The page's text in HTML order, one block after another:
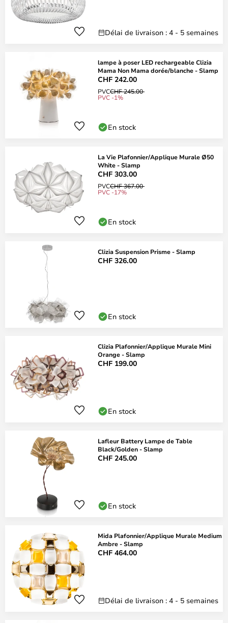
Délai de livraison : 4 - 5 semaines
lampe à poser LED rechargeable Clizia
Mama Non Mama dorée/blanche - Slamp
CHF 242.00
PVCCHF 245.00
PVC -1%
En stock
La Vie Plafonnier/Applique Murale Ø50
White - Slamp
CHF 303.00
PVCCHF 367.00
PVC -17%
En stock
Clizia Suspension Prisme - Slamp
CHF 326.00
En stock
Clizia Plafonnier/Applique Murale Mini
Orange - Slamp
CHF 199.00
En stock
Lafleur Battery Lampe de Table
Black/Golden - Slamp
CHF 245.00
En stock
Mida Plafonnier/Applique Murale Medium
Ambre - Slamp
CHF 464.00
Délai de livraison : 4 - 5 semaines